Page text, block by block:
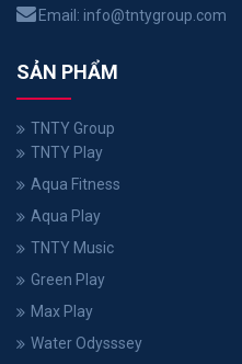
Email: info@tntygroup.com
SẢN PHẨM
TNTY Group
TNTY Play
Aqua Fitness
Aqua Play
TNTY Music
Green Play
Max Play
Water Odysssey